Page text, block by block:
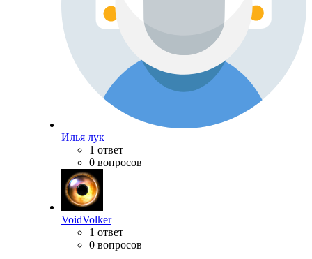
Илья лук
1 ответ
0 вопросов
VoidVolker
1 ответ
0 вопросов